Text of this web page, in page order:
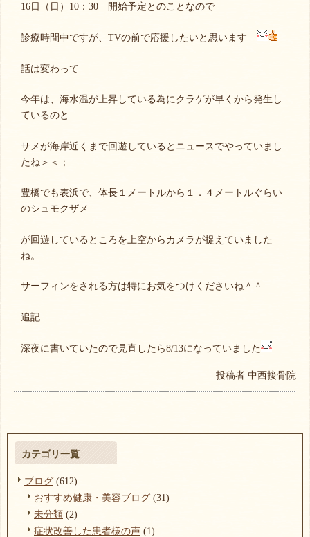
16日（日）10：30 開始予定とのことなので
診療時間中ですが、TVの前で応援したいと思います
話は変わって
今年は、海水温が上昇している為にクラゲが早くから発生し
ているのと
サメが海岸近くまで回遊しているとニュースでやっていまし
たね＞＜；
豊橋でも表浜で、体長１メートルから１．４メートルぐらい
のシュモクザメ
が回遊しているところを上空からカメラが捉えていました
ね。
サーフィンをされる方は特にお気をつけくださいね＾＾
追記
深夜に書いていたので見直したら8/13になっていました
投稿者 中西接骨院
カテゴリ一覧
ブログ (612)
おすすめ健康・美容ブログ (31)
未分類 (2)
症状改善した患者様の声 (1)